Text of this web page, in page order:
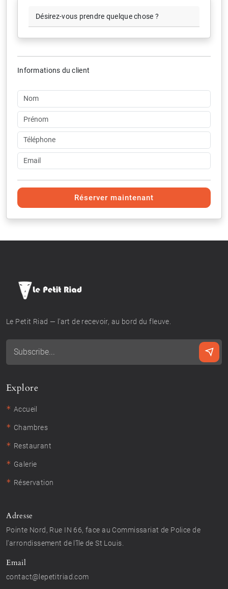
Désirez-vous prendre quelque chose ?
Informations du client
Réserver maintenant
Explore
* Accueil
* Chambres
* Restaurant
* Galerie
* Réservation
Le Petit Riad — l'art de recevoir, au bord du fleuve.
Adresse
Pointe Nord, Rue IN 66, face au Commissariat de Police de
l'arrondissement de l'île de St Louis.
Email
contact@lepetitriad.com